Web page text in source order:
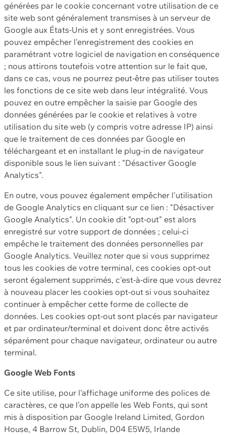
générées par le cookie concernant votre utilisation de ce
site web sont généralement transmises à un serveur de
Google aux États-Unis et y sont enregistrées. Vous
pouvez empêcher l'enregistrement des cookies en
paramétrant votre logiciel de navigation en conséquence
; nous attirons toutefois votre attention sur le fait que,
dans ce cas, vous ne pourrez peut-être pas utiliser toutes
les fonctions de ce site web dans leur intégralité. Vous
pouvez en outre empêcher la saisie par Google des
données générées par le cookie et relatives à votre
utilisation du site web (y compris votre adresse IP) ainsi
que le traitement de ces données par Google en
téléchargeant et en installant le plug-in de navigateur
disponible sous le lien suivant : "Désactiver Google
Analytics".
En outre, vous pouvez également empêcher l'utilisation
de Google Analytics en cliquant sur ce lien : "Désactiver
Google Analytics". Un cookie dit "opt-out" est alors
enregistré sur votre support de données ; celui-ci
empêche le traitement des données personnelles par
Google Analytics. Veuillez noter que si vous supprimez
tous les cookies de votre terminal, ces cookies opt-out
seront également supprimés, c'est-à-dire que vous devrez
à nouveau placer les cookies opt-out si vous souhaitez
continuer à empêcher cette forme de collecte de
données. Les cookies opt-out sont placés par navigateur
et par ordinateur/terminal et doivent donc être activés
séparément pour chaque navigateur, ordinateur ou autre
terminal.
Google Web Fonts
Ce site utilise, pour l'affichage uniforme des polices de
caractères, ce que l'on appelle les Web Fonts, qui sont
mis à disposition par Google Ireland Limited, Gordon
House, 4 Barrow St, Dublin, D04 E5W5, Irlande